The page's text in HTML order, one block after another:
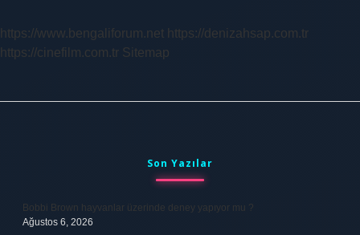
https://www.bengaliforum.net https://denizahsap.com.tr
https://cinefilm.com.tr Sitemap
Son Yazılar
Bobbi Brown hayvanlar üzerinde deney yapıyor mu ?
Ağustos 6, 2026